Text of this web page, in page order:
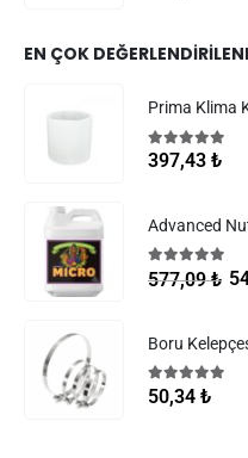
EN ÇOK
5.00 5
397,43 ₺
Advanced
5.005
577,09₺
Boru
5.00 5
50,34 ₺